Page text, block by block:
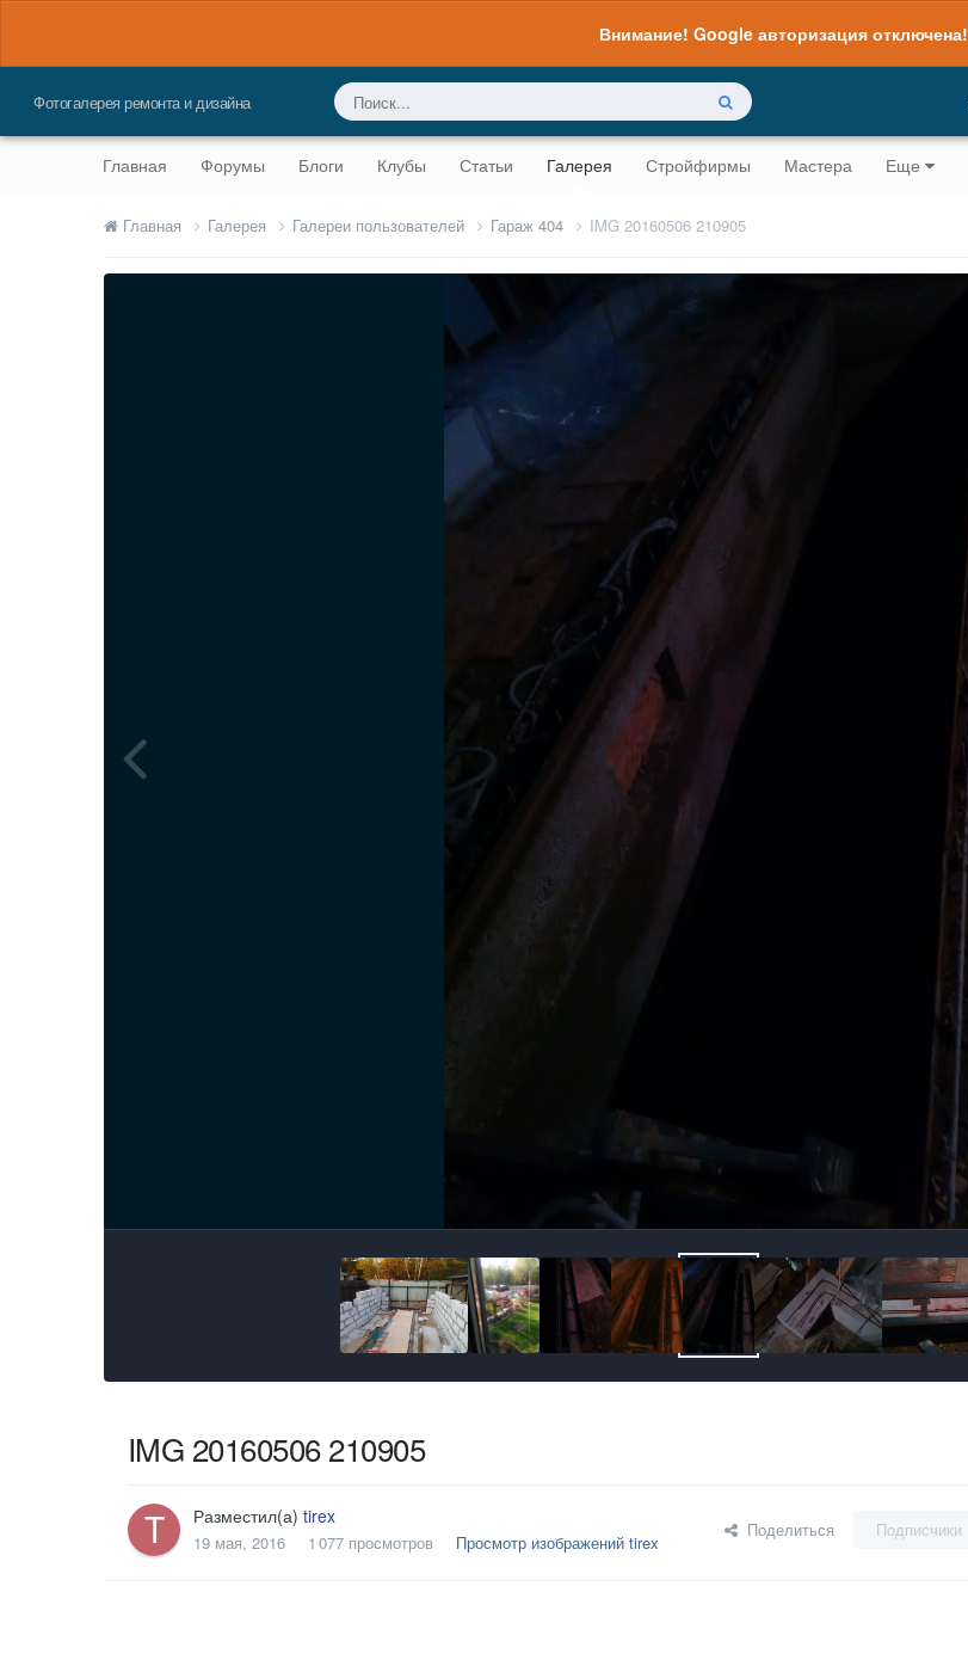
Внимание! Google авторизация отключена!
Фотогалерея ремонта и дизайна
Главная Форумы Блоги Клубы Статьи Галерея Стройфирмы Мастера Еще
Главная Галерея Галереи пользователей Гараж 404 IMG 20160506 210905
IMG 20160506 210905
Разместил(а) tirex
19 мая, 2016 1 077 просмотров Просмотр изображений tirex
Поделиться Подписчики